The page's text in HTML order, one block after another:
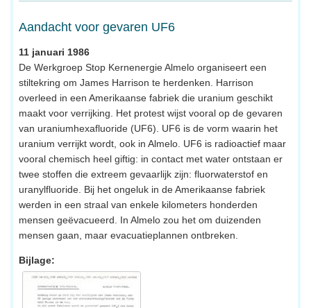
Aandacht voor gevaren UF6
11 januari 1986
De Werkgroep Stop Kernenergie Almelo organiseert een
stiltekring om James Harrison te herdenken. Harrison
overleed in een Amerikaanse fabriek die uranium geschikt
maakt voor verrijking. Het protest wijst vooral op de gevaren
van uraniumhexafluoride (UF6). UF6 is de vorm waarin het
uranium verrijkt wordt, ook in Almelo. UF6 is radioactief maar
vooral chemisch heel giftig: in contact met water ontstaan er
twee stoffen die extreem gevaarlijk zijn: fluorwaterstof en
uranylfluoride. Bij het ongeluk in de Amerikaanse fabriek
werden in een straal van enkele kilometers honderden
mensen geëvacueerd. In Almelo zou het om duizenden
mensen gaan, maar evacuatieplannen ontbreken.
Bijlage: